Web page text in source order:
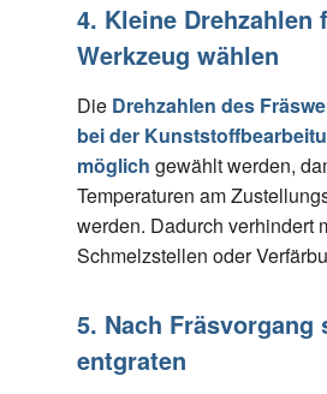
4. Kleine Drehzahlen
Werkzeug wählen
Die Drehzahlen des
bei der
möglich gewählt werden,
Temperaturen am
werden. Dadurch verhindert
Schmelzstellen oder
5. Nach Fräsvorgang
entgraten